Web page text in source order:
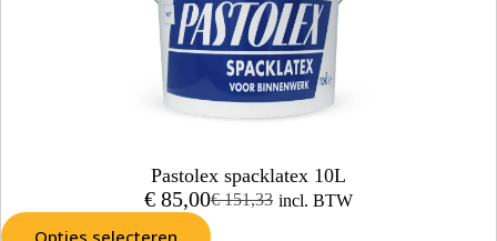
Pastolex spacklatex 10L
€151,33
€ 85,00 incl. BTW
Opties selecteren